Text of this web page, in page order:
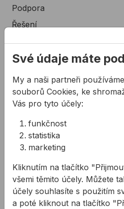
Podpora
Řešení
O nás
Kontakty
Akce a výprodej
PODPORA
Služby
Ke stažení
Rady a tipy
KONTAKTY
Společnost
Kancelář
Technická podpora
Své údaje máte
My a naši partneři
souborů Cookies, ke
Vás pro tyto účely:
funkčnost
statistika
marketing
Kliknutím na tlačítko
všemi těmito účely. Můžete
účely souhlasíte s použitím
a poté kliknout na tlačítko